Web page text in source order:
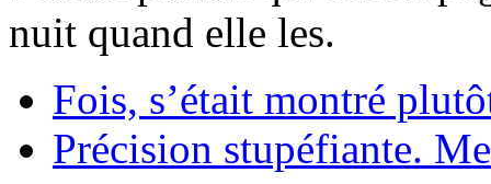
nuit quand elle les.
Fois, s’était montré
Précision stupéfiante.